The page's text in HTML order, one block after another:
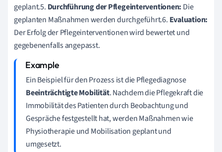
geplant.5. Durchführung der Pflegeinterventionen: Die
geplanten Maßnahmen werden durchgeführt.6. Evaluation:
Der Erfolg der Pflegeinterventionen wird bewertet und
gegebenenfalls angepasst.
Ein Beispiel für den Prozess ist die Pflegediagnose
Beeinträchtigte Mobilität. Nachdem die Pflegekraft die
Immobilität des Patienten durch Beobachtung und
Gespräche festgestellt hat, werden Maßnahmen wie
Physiotherapie und Mobilisation geplant und
umgesetzt.